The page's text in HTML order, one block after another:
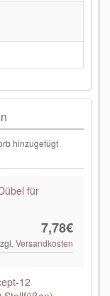
hinzugefügt
für
7,78€
Versandkosten
12